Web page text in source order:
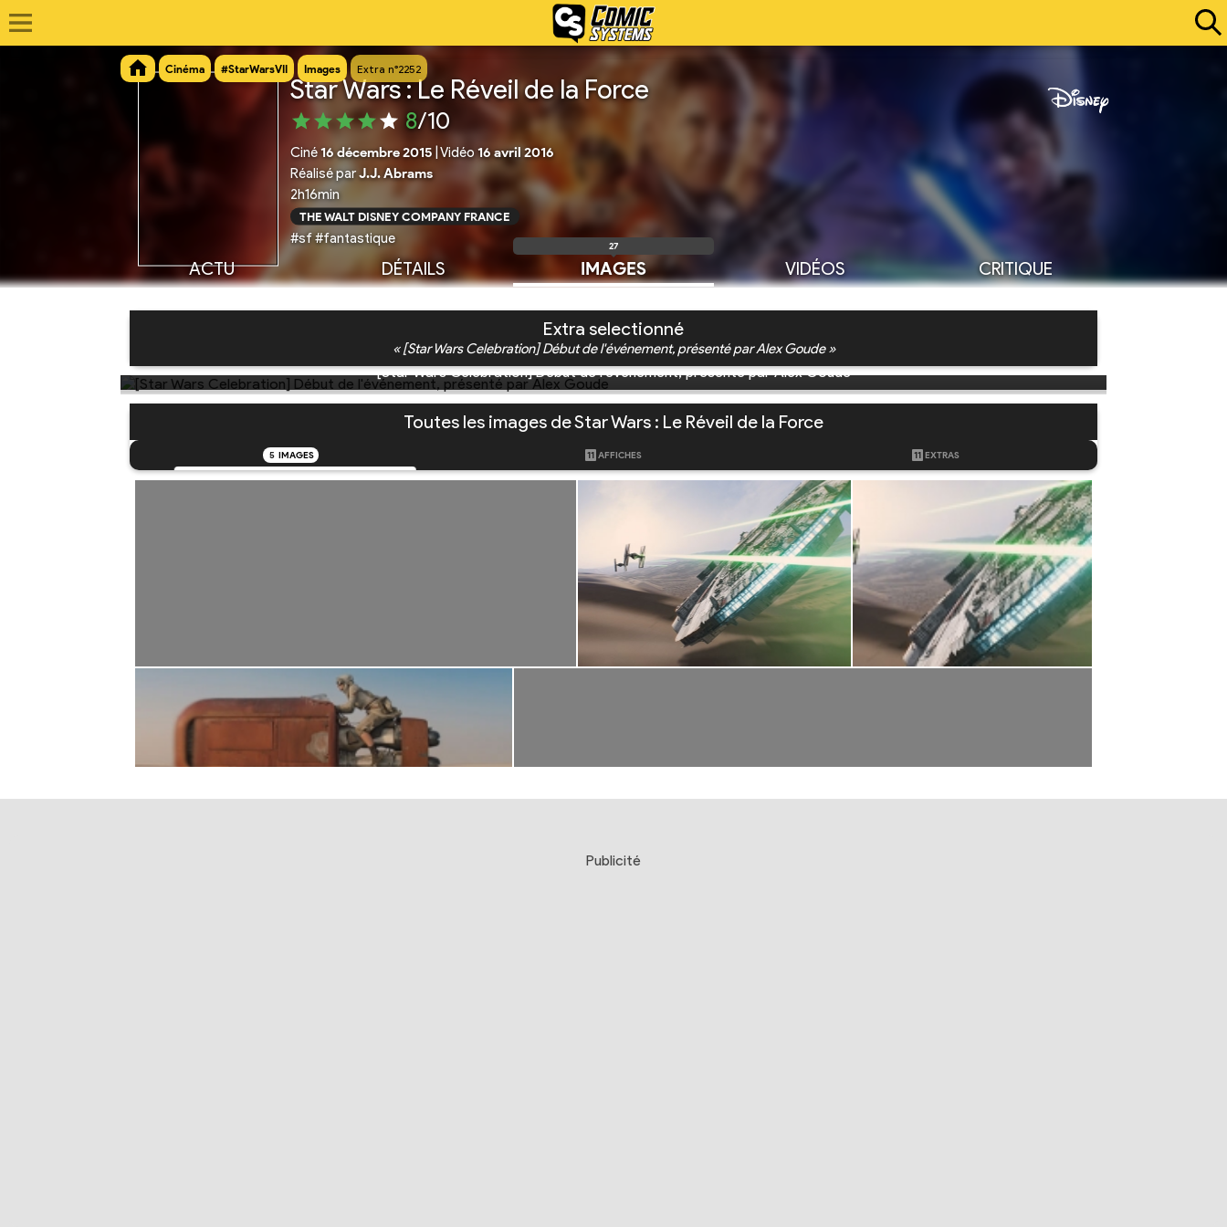
Cinéma #StarWarsVII Images Extra n°2252
Star Wars : Le Réveil de la Force
8/10
Ciné16 décembre 2015 Vidéo 16 avril 2016
Réalisé parJ.J. Abrams
2h16min
THE WALT DISNEY COMPANY FRANCE
#sf #fantastique
ACTU DÉTAILS IMAGES
27
VIDÉOS CRITIQUE
Extra selectionné
« [Star Wars Celebration] Début de l'événement, présenté par Alex Goude »
[Star Wars Celebration] Début de l'événement, présenté par Alex Goude
Toutes les images de Star Wars : Le Réveil de la Force
5 IMAGES 11 AFFICHES 11 EXTRAS
Publicité